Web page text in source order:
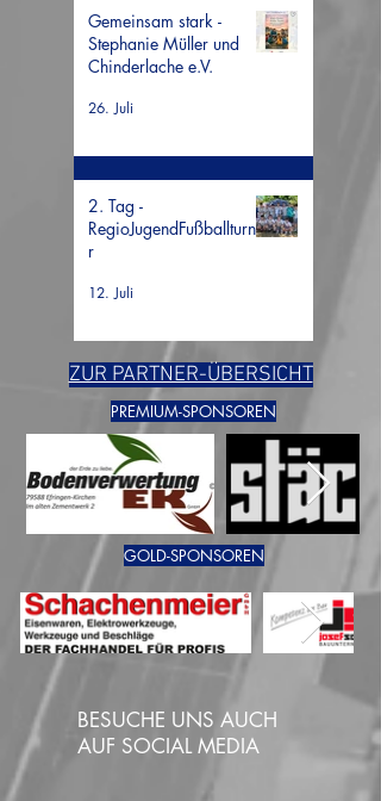
Gemeinsam stark -
Stephanie Müller und
Chinderlache e.V.
26. Juli
2. Tag -
RegioJugendFußballturnie
r
12. Juli
ZUR PARTNER-ÜBERSICHT
PREMIUM-SPONSOREN
GOLD-SPONSOREN
BESUCHE UNS AUCH
AUF SOCIAL MEDIA